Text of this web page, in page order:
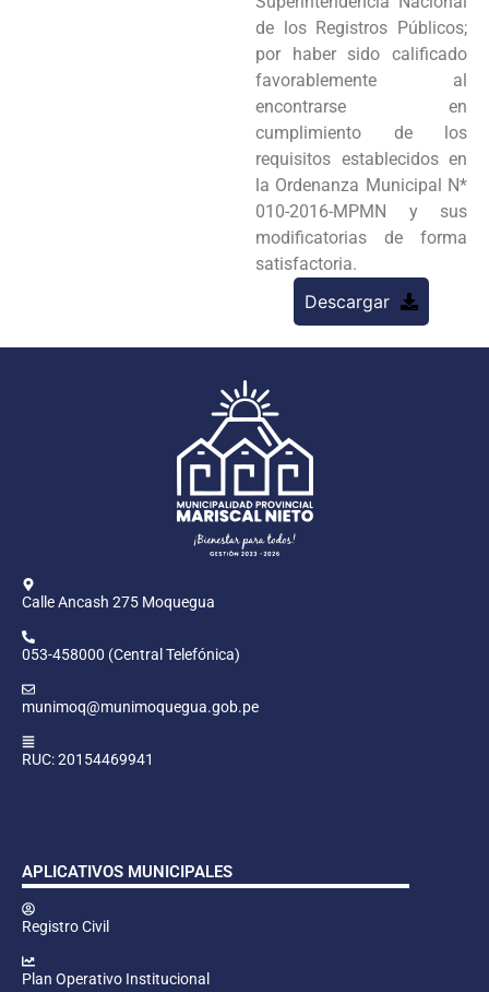
de los Registros Públicos;
por haber sido calificado
favorablemente al
encontrarse en
cumplimiento de los
requisitos establecidos en
la Ordenanza Municipal N*
010-2016-MPMN y sus
modificatorias de forma
satisfactoria.
Descargar
Calle Ancash 275 Moquegua
053-458000 (Central Telefónica)
munimoq@munimoquegua.gob.pe
RUC: 20154469941
APLICATIVOS MUNICIPALES
Registro Civil
Plan Operativo Institucional